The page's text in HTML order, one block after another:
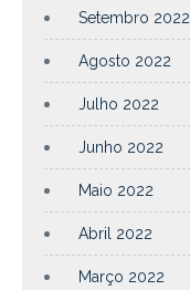
Setembro 2022
Agosto 2022
Julho 2022
Junho 2022
Maio 2022
Abril 2022
Março 2022